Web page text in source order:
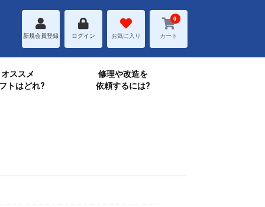
新規会員登録 ログイン お気に入り
0
カート
オススメ
トはどれ?
修理や改造を
依頼するには?